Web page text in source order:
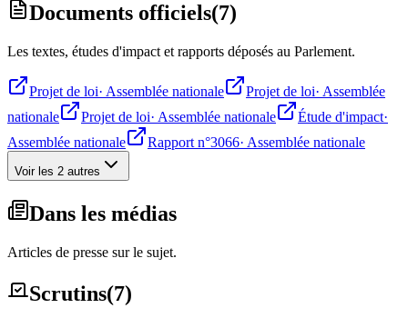
Documents officiels(7)
Les textes, études d'impact et rapports déposés au Parlement.
Projet de loi· Assemblée nationale Projet de loi· Assemblée
nationale
Projet de loi· Assemblée nationale Étude d'impact·
Assemblée nationale
Rapport n°3066· Assemblée nationale
Voir les 2 autres
Dans les médias
Articles de presse sur le sujet.
Scrutins(7)